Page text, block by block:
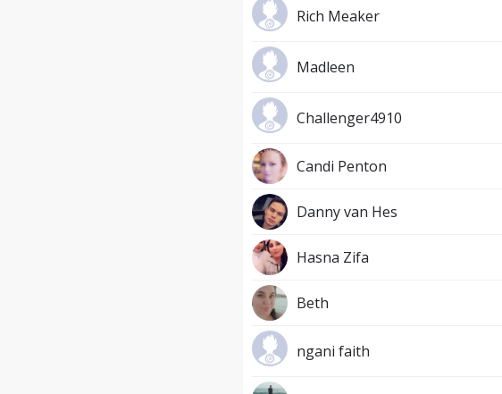
Rich Meaker
Madleen
Challenger4910
Candi Penton
Danny van Hes
Hasna Zifa
Beth
ngani faith